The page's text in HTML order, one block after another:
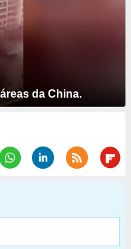
da China.